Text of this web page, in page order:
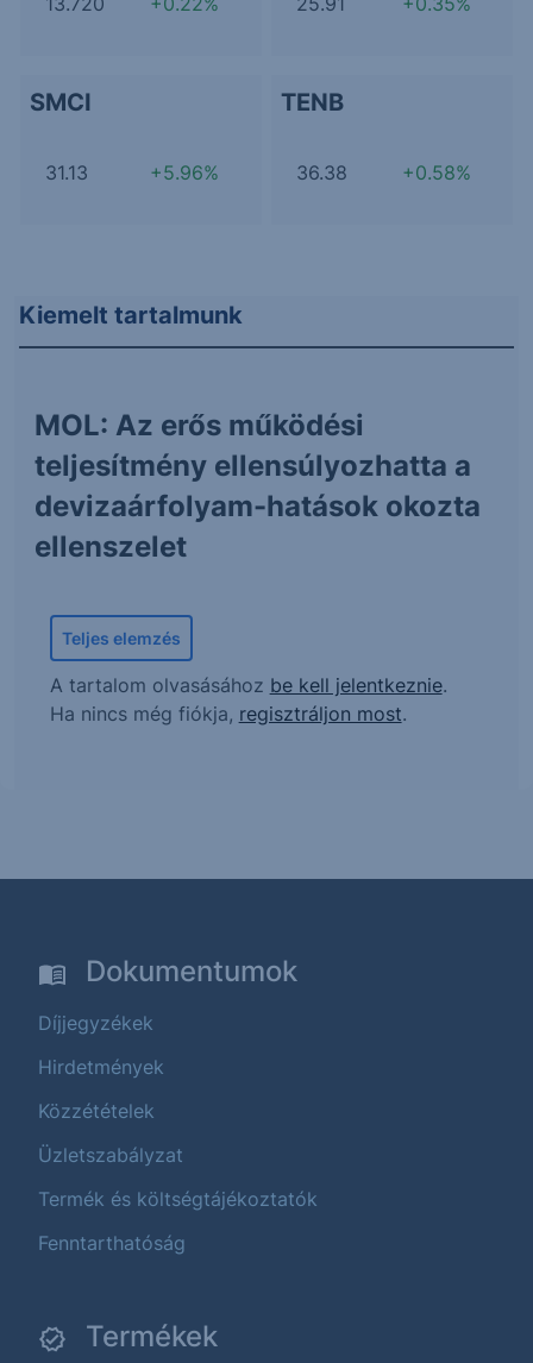
SMCI
31.13 +5.96%
TENB
36.38 +0.58%
Kiemelt tartalmunk
MOL: Az erős működési
teljesítmény ellensúlyozhatta a
devizaárfolyam-hatások okozta
ellenszelet
Teljes elemzés
A tartalom olvasásához be kell jelentkeznie.
Ha nincs még fiókja, regisztráljon most.
Dokumentumok
Díjjegyzékek
Hirdetmények
Közzétételek
Üzletszabályzat
Termék és költségtájékoztatók
Fenntarthatóság
Termékek